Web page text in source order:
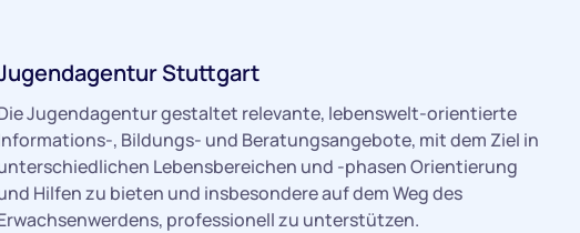
Stuttgart
Jugendagentur gestaltet relevante, lebenswelt-orientierte
, Bildungs- und Beratungsangebote, mit dem Ziel in
Lebensbereichen und -phasen Orientierung
Hilfen zu bieten und insbesondere auf dem Weg des
professionell zu unterstützen.